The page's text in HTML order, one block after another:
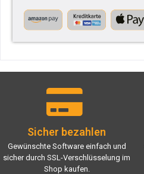
Sicher bezahlen
Gewünschte Software einfach und
sicher durch SSL-Verschlüsselung im
Shop kaufen.